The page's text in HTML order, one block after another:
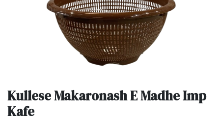
Kullese Makaronash E Madhe Imp
Kafe